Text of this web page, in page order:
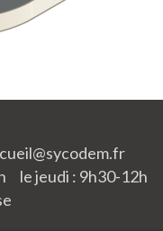
le jeudi : 9h30-12h